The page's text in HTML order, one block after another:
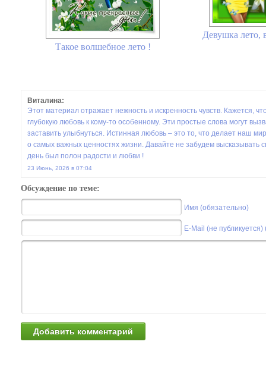
Такое волшебное лето !
Девушка лето,
Виталина:
Этот материал отражает нежность и искренность чувств. Кажется,
глубокую любовь к кому-то особенному. Эти простые слова могут
заставить улыбнуться. Истинная любовь – это то, что делает наш
о самых важных ценностях жизни. Давайте не забудем высказывать
день был полон радости и любви !
23 Июнь, 2026 в 07:04
Обсуждение по теме:
Имя (обязательно)
E-Mail (не